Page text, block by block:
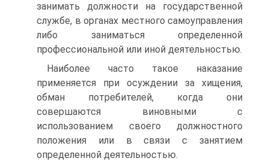
занимать должности на государственной
службе, в органах местного самоуправления
либо заниматься определенной
профессиональной или иной деятельностью.
Наиболее часто такое наказание
применяется при осуждении за хищения,
обман потребителей, когда они
совершаются виновными с
использованием своего должностного
положения или в связи с занятием
определенной деятельностью.